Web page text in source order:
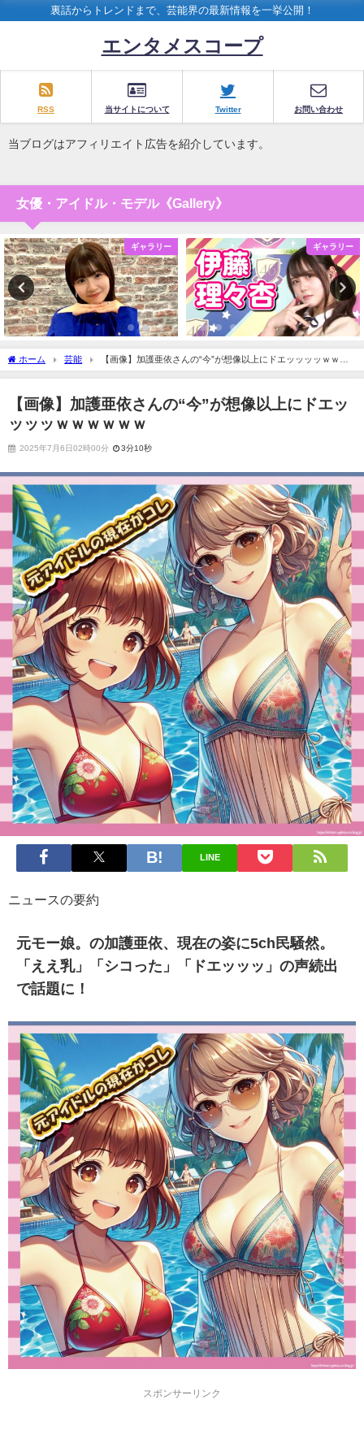
裏話からトレンドまで、芸能界の最新情報を一挙公開！
エンタメスコープ
RSS 当サイトについて Twitter お問い合わせ
当ブログはアフィリエイト広告を紹介しています。
女優・アイドル・モデル《Gallery》
ギャラリー ギャラリー
ホーム 芸能
【画像】加護亜依さんの“今”が想像以上にドエッッッッｗｗｗ
ｗｗｗ
【画像】加護亜依さんの“今”が想像以上にドエッ
ッッッｗｗｗｗｗｗ
2025年7月6日02時00分 3分10秒
LINE
ニュースの要約
元モー娘。の加護亜依、現在の姿に5ch民騒然。
「ええ乳」「シコった」「ドエッッッ」の声続出
で話題に！
スポンサーリンク